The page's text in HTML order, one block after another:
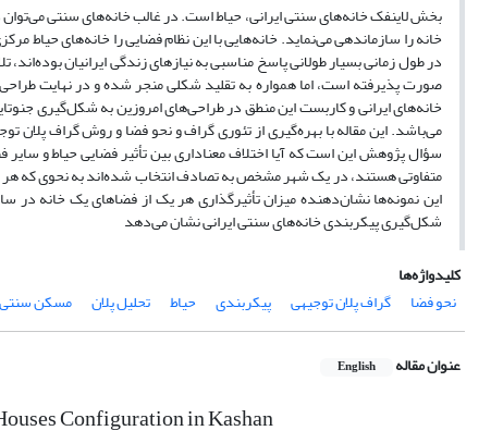
بخش لاینفک خانه‌های سنتی ایرانی، حیاط است. در غالب خانه‌های سنتی
خانه را سازماندهی می‌نماید. خانه‌هایی با این نظام فضایی را خانه‌های
در طول زمانی بسیار طولانی پاسخ مناسبی به نیازهای زندگی ایرانیان
صورت پذیرفته است، اما همواره به تقلید شکلی منجر شده و در نهایت
می‌باشد. این مقاله با بهره‌گیری از تئوری گراف و نحو فضا و روش گراف پلان
سؤال پژوهش این است که آیا اختلاف معناداری بین تأثیر فضایی حیاط و
متفاوتی هستند، در یک شهر مشخص به تصادف انتخاب شده‌اند به نحوی که هر
این نمونه‌ها نشان‌دهنده میزان تأثیرگذاری هر یک از فضاهای یک خانه در
شکل‌گیری پیکربندی خانه‌های سنتی ایرانی نشان می‌دهد
کلیدواژه‌ها
نحو فضا
گراف پلان توجیهی پیکربندی حیاط تحلیل پلان مسکن سنتی
عنوان مقاله English
Configuration in Kashan